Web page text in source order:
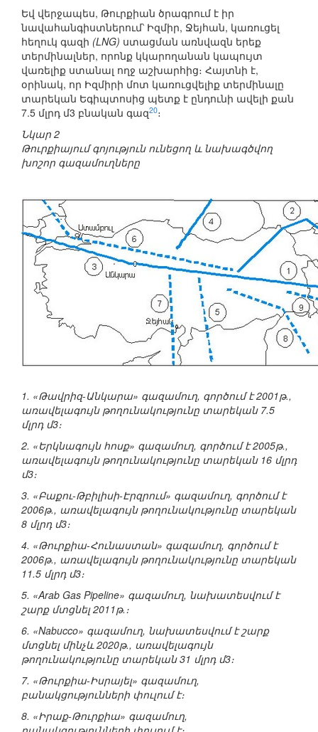
Եվ վերջապես, Թուրքիան ծրագրում է իր
նավահանգիստներում՝ Իզմիր, Ջեյհան, կառուցել
հեղուկ գազի (LNG) ստացման առնվազն երեք
տերմինալներ, որոնք կկարողանան կապույտ
վառելիք ստանալ ողջ աշխարհից։ Հայտնի է,
օրինակ, որ Իզմիրի մոտ կառուցվելիք տերմինալը
տարեկան Եգիպտոսից պետք է ընդունի ավելի քան
7.5 մլրդ մ3 բնական գազ20։
Նկար 2
Թուրքիայում գոյություն ունեցող և նախագծվող
խոշոր գազամուղները
1. «Թավրիզ-Անկարա» գազամուղ, գործում է 2001թ.,
առավելագույն թողունակությունը տարեկան 7.5
մլրդ մ3։
2. «Երկնագույն հոսք» գազամուղ, գործում է 2005թ.,
առավելագույն թողունակությունը տարեկան 16 մլրդ
մ3։
3. «Բաքու-Թբիլիսի-Էրզրում» գազամուղ, գործում է
2006թ., առավելագույն թողունակությունը տարեկան
8 մլրդ մ3։
4. «Թուրքիա-Հունաստան» գազամուղ, գործում է
2006թ., առավելագույն թողունակությունը տարեկան
11.5 մլրդ մ3։
5. «Arab Gas Pipeline» գազամուղ, նախատեսվում է
շարք մտցնել 2011թ.։
6. «Nabucco» գազամուղ, նախատեսվում է շարք
մտցնել մինչև 2020թ., առավելագույն
թողունակությունը տարեկան 31 մլրդ մ3։
7. «Թուրքիա-Իսրայել» գազամուղ,
բանակցությունների փուլում է։
8. «Իրաք-Թուրքիա» գազամուղ,